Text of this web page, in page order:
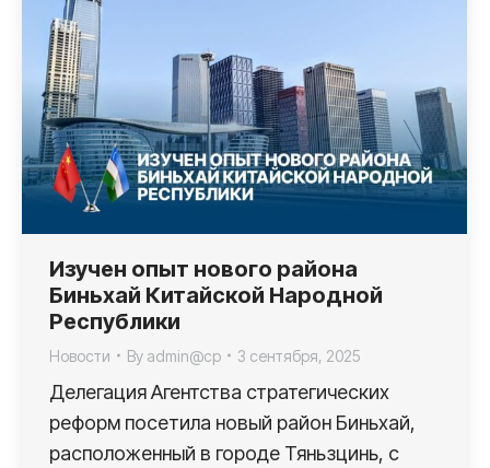
Изучен опыт нового района
Биньхай Китайской Народной
Республики
Новости By admin@cp 3 сентября, 2025
Делегация Агентства стратегических
реформ посетила новый район Биньхай,
расположенный в городе Тяньзцинь, с